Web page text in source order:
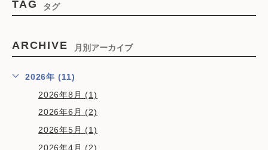
TAG タグ
ARCHIVE 月別アーカイブ
2026年 (11)
2026年8月 (1)
2026年6月 (2)
2026年5月 (1)
2026年4月 (2)